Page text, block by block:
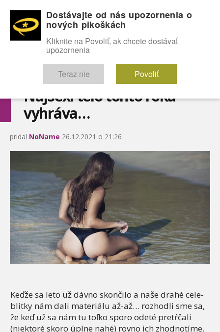
OMG! SEXICE
Najsexi telo tohto roka
vyhráva…
pridal NoName 26.12.2021 o 21:26
Keďže sa leto už dávno skončilo a naše drahé cele-
blitky nám dali materiálu až-až… rozhodli sme sa,
že keď už sa nám tu toľko sporo odeté pretŕčali
(niektoré skoro úplne nahé) rovno ich zhodnotíme.
Dostávajte od nás upozornenia o
nových pikoškách
Kliknite na Povoliť, ak chcete dostávať
upozornenia
Teraz nie Povoliť